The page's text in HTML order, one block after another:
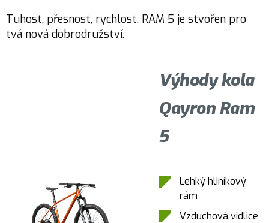
Tuhost, přesnost, rychlost. RAM 5 je stvořen pro
tvá nová dobrodružství.
Výhody kola
Qayron Ram
5
Lehký hliníkový
rám
Vzduchová vidlice